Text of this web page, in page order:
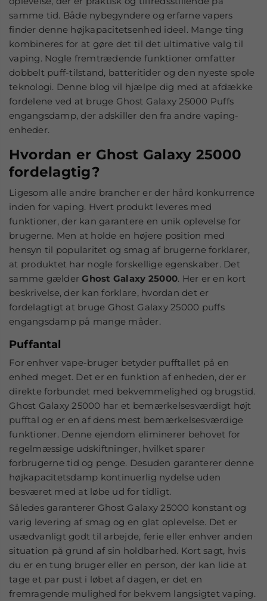
samme tid. Både nybegyndere og erfarne vapers
finder denne højkapacitetsenhed ideel. Mange ting
kombineres for at gøre det til det ultimative valg til
vaping. Nogle fremtrædende funktioner omfatter
dobbelt puff-tilstand, batteritider og den nyeste spole
teknologi. Denne blog vil hjælpe dig med at afdække
fordelene ved at bruge Ghost Galaxy 25000 Puffs
engangsdamp, der adskiller den fra andre vaping-
enheder.
Hvordan er Ghost Galaxy 25000
fordelagtig?
Ligesom alle andre brancher er der hård konkurrence
inden for vaping. Hvert produkt leveres med
funktioner, der kan garantere en unik oplevelse for
brugerne. Men at holde en højere position med
hensyn til popularitet og smag af brugerne forklarer,
at produktet har nogle forskellige egenskaber. Det
samme gælderGhost Galaxy 25000. Her er en kort
beskrivelse, der kan forklare, hvordan det er
fordelagtigt at bruge Ghost Galaxy 25000 puffs
engangsdamp på mange måder.
Puffantal
For enhver vape-bruger betyder pufftallet på en
enhed meget. Det er en funktion af enheden, der er
direkte forbundet med bekvemmelighed og brugstid.
Ghost Galaxy 25000 har et bemærkelsesværdigt højt
pufftal og er en af dens mest bemærkelsesværdige
funktioner. Denne ejendom eliminerer behovet for
regelmæssige udskiftninger, hvilket sparer
forbrugerne tid og penge. Desuden garanterer denne
højkapacitetsdamp kontinuerlig nydelse uden
besværet med at løbe ud for tidligt.
Således garanterer Ghost Galaxy 25000 konstant og
varig levering af smag og en glat oplevelse. Det er
usædvanligt godt til arbejde, ferie eller enhver anden
situation på grund af sin holdbarhed. Kort sagt, hvis
du er en tung bruger eller en person, der kan lide at
tage et par pust i løbet af dagen, er det en
fremragende mulighed for bekvem langsigtet vaping.